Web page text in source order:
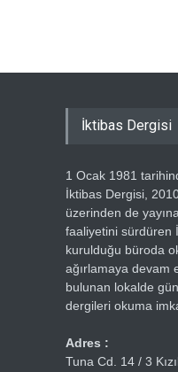
İktibas Dergisi
1 Ocak 1981
İktibas Dergisi,
üzerinden de
faaliyetini sürdüren
kurulduğu büroda
ağırlamaya devam
bulunan lokalde
dergileri okuma
Adres :
Tuna Cd. 14 / 3